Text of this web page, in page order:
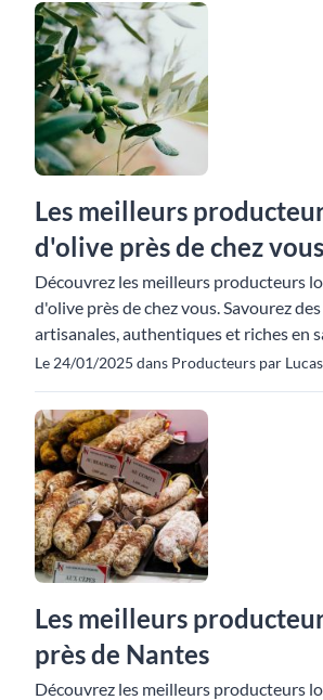
Les meilleurs
d'olive près de chez vous
Découvrez les meilleurs producteurs
d'olive près de chez vous. Savourez
artisanales, authentiques et riches en
Le 24/01/2025 dans Producteurs par Lucas
Les meilleurs
près de Nantes
Découvrez les meilleurs producteurs